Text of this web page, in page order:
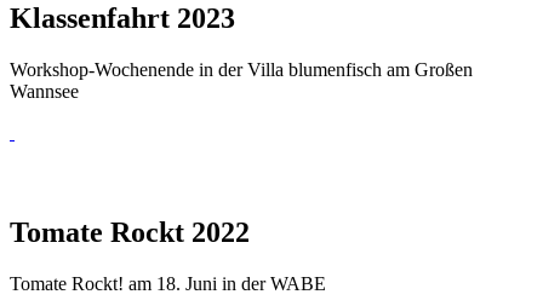
Klassenfahrt 2023
Workshop-Wochenende in der Villa blumenfisch am Großen
Wannsee
Tomate Rockt 2022
Tomate Rockt! am 18. Juni in der WABE